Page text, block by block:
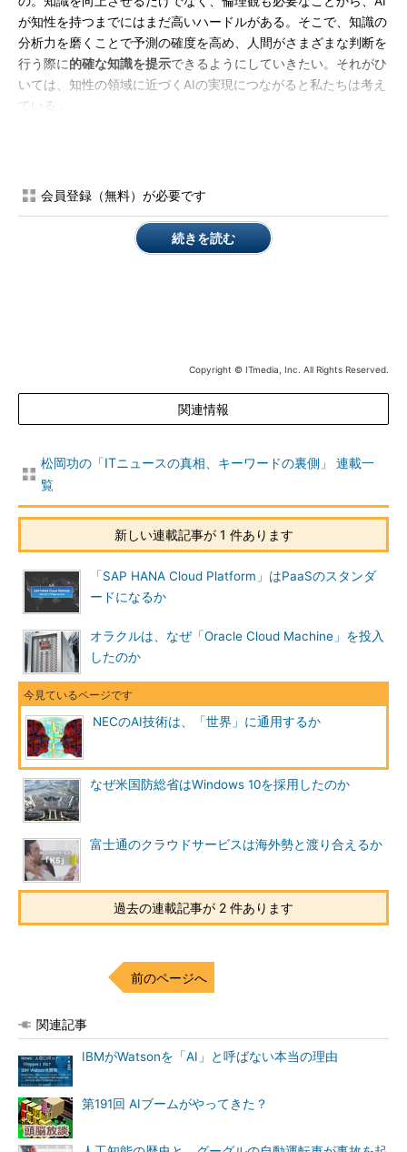
が知性を持つまでにはまだ高いハードルがある。そこで、知識の
分析力を磨くことで予測の確度を高め、人間がさまざまな判断を
行う際に的確な知識を提示できるようにしていきたい。それがひ
いては、知性の領域に近づくAIの実現につながると私たちは考え
ている」
IT担当者はどう向き合うべきか：“システムの最適化”が、AI
れている“システムの最適化”が、実はAIの本質だと考えている。
あり、そして、特別に構えることなく向き合えばいいと思う。当
社のAI技術が多くの皆さんに注目され、必要とされ、活用してい
山田氏の見解に全く同感である。筆者もAIはICTの進化におけ
る必然の方向だと考える。だからこそ、現在のところ米国勢がリ
ードしていると言われるこの分野で、日本勢も世界で活躍する企
業や研究機関がどんどん出現してほしい。NECにはぜひその先陣
を切ってもらいたいものである。
筆者
松岡功（まつおか いさお）
ITジャーナリストとしてビジネス誌やメディアサイト
などに執筆中。1957年生まれ、大阪府出身。電波新
聞社、日刊工業新聞社、コンピュータ・ニュース社（現
BCN）などを経てフリーに。2003年10月より3年間、『月刊
アイティセレクト』（アイティメディア発行）編集長を務め
る。（有）松岡編集企画 代表。主な著書は『サン・マイクロ
システムズの戦略』（日刊工業新聞社、共著）、『新企業集
団・NECグループ』（日本実業出版社）、『NTTドコモ リア
ルタイム・マネジメントへの挑戦』（日刊工業新聞社、共著）
など。Facebook
会員登録（無料）が必要です
続きを読む
Copyright © ITmedia, Inc. All Rights Reserved.
関連情報
松岡功の「ITニュースの真相、キーワードの裏側」 連載一
覧
新しい連載記事が 1 件あります
「SAP HANA Cloud Platform」はPaaSのスタンダ
ードになるか
オラクルは、なぜ「Oracle Cloud Machine」を投入
したのか
NECのAI技術は、「世界」に通用するか
なぜ米国防総省はWindows 10を採用したのか
富士通のクラウドサービスは海外勢と渡り合えるか
過去の連載記事が 2 件あります
前のページへ
関連記事
IBMがWatsonを「AI」と呼ばない本当の理由
第191回 AIブームがやってきた？